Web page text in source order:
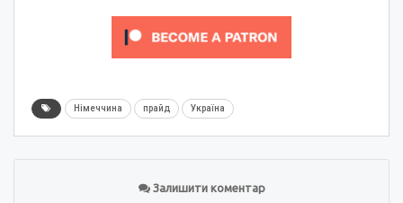
Німеччина прайд Україна
Залишити коментар